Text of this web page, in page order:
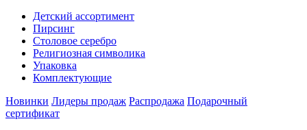
Детский ассортимент
Пирсинг
Столовое серебро
Религиозная символика
Упаковка
Комплектующие
Новинки Лидеры продаж Распродажа Подарочный
сертификат